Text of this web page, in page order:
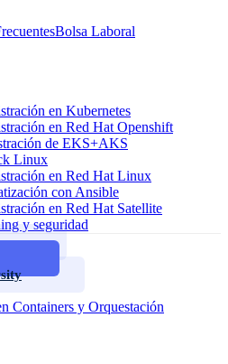
Bolsa Laboral
en Kubernetes
en Red Hat Openshift
de EKS+AKS
Linux
en Red Hat Linux
con Ansible
en Red Hat Satellite
y seguridad
Containers y Orquestación